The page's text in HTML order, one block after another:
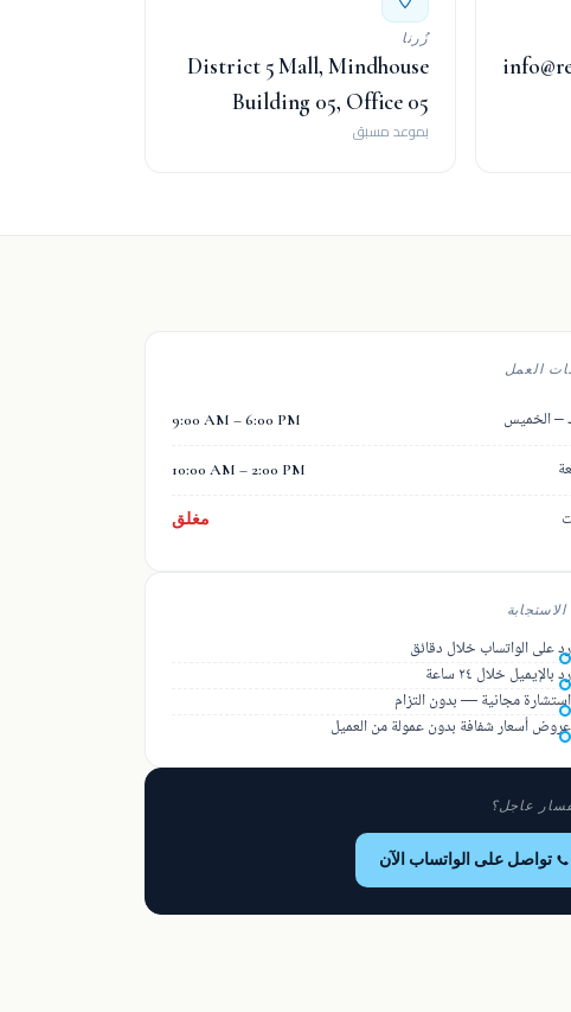
زُرنا
District 5 Mall, Mindhouse
Building 05, Office 05
بموعد مسبق
العمل
– الخميس 9:00 AM – 6:00 PM
10:00 AM – 2:00 PM
مغلق
رد على الواتساب خلال دقائق
رد بالإيميل خلال ٢٤ ساعة
استشارة مجانية — بدون التزام
عروض أسعار شفافة بدون عمولة من العميل
عاجل؟
تواصل على الواتساب الآن